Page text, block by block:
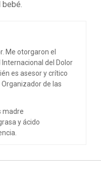
Me otorgaron el
Internacional del Dolor
es asesor y crítico
de las
madre
y ácido